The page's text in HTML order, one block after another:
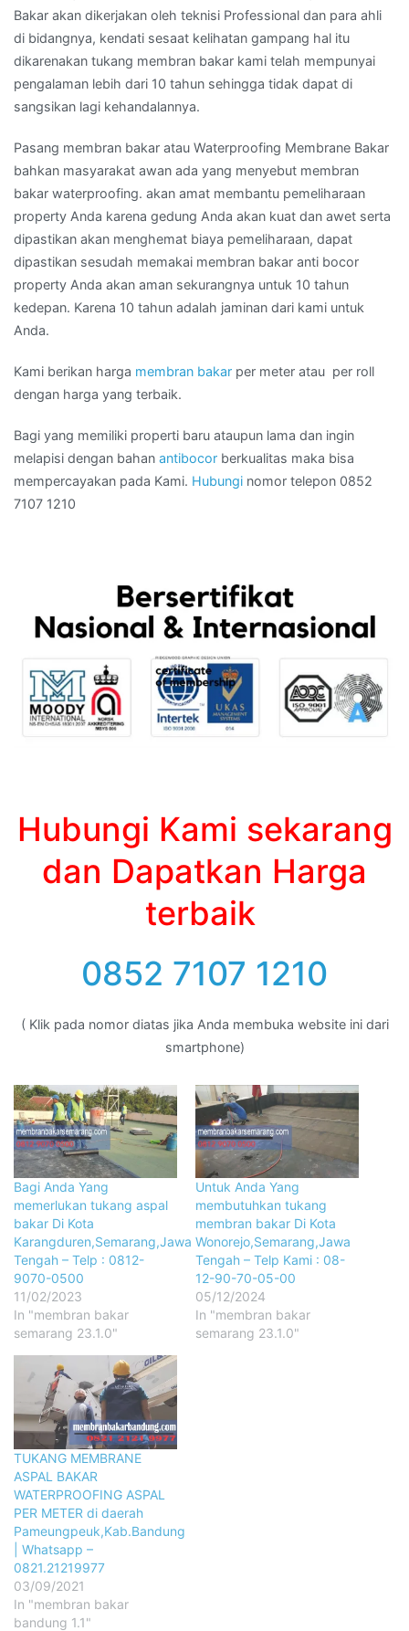
Bakar akan dikerjakan oleh teknisi Professional dan para ahli
di bidangnya, kendati sesaat kelihatan gampang hal itu
dikarenakan tukang membran bakar kami telah mempunyai
pengalaman lebih dari 10 tahun sehingga tidak dapat di
sangsikan lagi kehandalannya.
Pasang membran bakar atau Waterproofing Membrane Bakar
bahkan masyarakat awan ada yang menyebut membran
bakar waterproofing. akan amat membantu pemeliharaan
property Anda karena gedung Anda akan kuat dan awet serta
dipastikan akan menghemat biaya pemeliharaan, dapat
dipastikan sesudah memakai membran bakar anti bocor
property Anda akan aman sekurangnya untuk 10 tahun
kedepan. Karena 10 tahun adalah jaminan dari kami untuk
Anda.
Kami berikan harga membran bakar per meter atau per roll
dengan harga yang terbaik.
Bagi yang memiliki properti baru ataupun lama dan ingin
melapisi dengan bahan antibocor berkualitas maka bisa
mempercayakan pada Kami. Hubungi nomor telepon 0852
7107 1210
Hubungi Kami sekarang
dan Dapatkan Harga
terbaik
0852 7107 1210
( Klik pada nomor diatas jika Anda membuka website ini dari
smartphone)
Bagi Anda Yang
memerlukan tukang aspal
bakar Di Kota
Karangduren,Semarang,Jawa
Tengah – Telp : 0812-
9070-0500
11/02/2023
In "membran bakar
semarang 23.1.0"
Untuk Anda Yang
membutuhkan tukang
membran bakar Di Kota
Wonorejo,Semarang,Jawa
Tengah – Telp Kami : 08-
12-90-70-05-00
05/12/2024
In "membran bakar
semarang 23.1.0"
TUKANG MEMBRANE
ASPAL BAKAR
WATERPROOFING ASPAL
PER METER di daerah
Pameungpeuk,Kab.Bandung
| Whatsapp –
0821.21219977
03/09/2021
In "membran bakar
bandung 1.1"